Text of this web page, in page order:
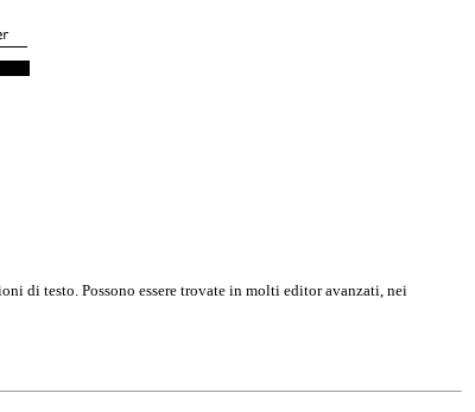
di testo. Possono essere trovate in molti editor avanzati, nei